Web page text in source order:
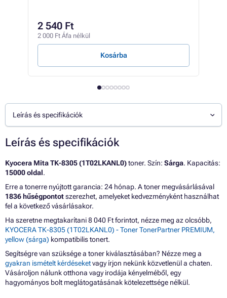
2 540 Ft
2 000 Ft Áfa nélkül
Kosárba
Leírás és specifikációk
Leírás és specifikációk
Kyocera Mita TK-8305 (1T02LKANL0)toner. Szín: Sárga. Kapacitás:
15000 oldal.
Erre a tonerre nyújtott garancia: 24 hónap. A toner megvásárlásával
1836 hűségpontotszerezhet, amelyeket kedvezményként használhat
fel a következő vásárlásakor.
Ha szeretne megtakarítani 8 040 Ft forintot, nézze meg az olcsóbb,
KYOCERA TK-8305 (1T02LKANL0) - Toner TonerPartner PREMIUM,
yellow (sárga) kompatibilis tonert.
Segítségre van szüksége a toner kiválasztásában? Nézze meg a
gyakran ismételt kérdéseketvagy írjon nekünk közvetlenül a chaten.
Vásároljon nálunk otthona vagy irodája kényelméből, egy
hagyományos bolt meglátogatásának kötelezettsége nélkül.